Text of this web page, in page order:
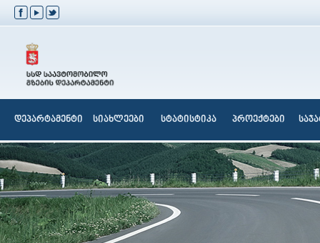
დეპარტამენტი სიახლეები სტატისტიკა პროექტები